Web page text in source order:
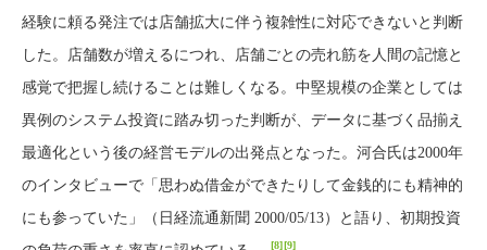
経験に頼る発注では店舗拡大に伴う複雑性に対応できないと判断
した。店舗数が増えるにつれ、店舗ごとの売れ筋を人間の記憶と
感覚で把握し続けることは難しくなる。中堅規模の企業としては
異例のシステム投資に踏み切った判断が、データに基づく品揃え
最適化という後の経営モデルの出発点となった。河合氏は2000年
のインタビューで「思わぬ借金ができたりして金銭的にも精神的
にも参っていた」（日経流通新聞 2000/05/13）と語り、初期投資
[8] [9]